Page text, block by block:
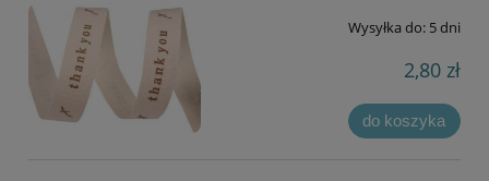
Wysyłka do: 5 dni
2,80 zł
do koszyka